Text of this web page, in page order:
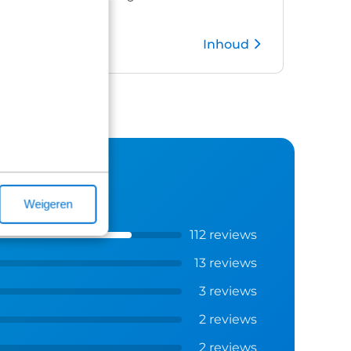
Weigeren
Inhoud
112 reviews
13 reviews
3 reviews
2 reviews
2 reviews